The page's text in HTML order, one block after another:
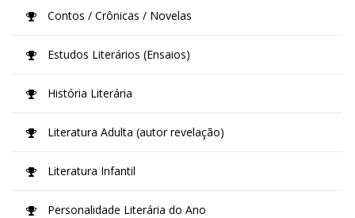
Contos / Crônicas / Novelas
Estudos Literários (Ensaios)
História Literária
Literatura Adulta (autor revelação)
Literatura Infantil
Personalidade Literária do Ano